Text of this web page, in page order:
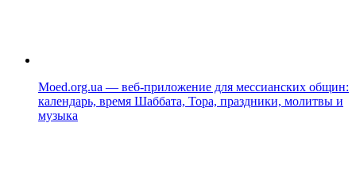
Moed.org.ua — веб-приложение для мессианских общин:
календарь, время Шаббата, Тора, праздники, молитвы и
музыка